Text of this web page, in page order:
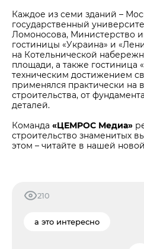
Каждое из семи зданий –
государственный
Ломоносова, Министерство
гостиницы «Украина» и
на Котельнической
площади, а также гостиница
техническим достижением
применялся практически на
строительства, от
деталей.
Команда «ЦЕМРОС Медиа»
строительство знаменитых
этом – читайте в нашей новой
210
а это интересно